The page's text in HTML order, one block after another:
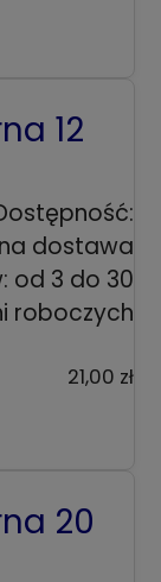
12
dostawa
od 3 do 30
roboczych
21,00 zł
20